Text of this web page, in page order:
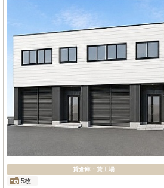
貸倉庫・貸工場
5枚